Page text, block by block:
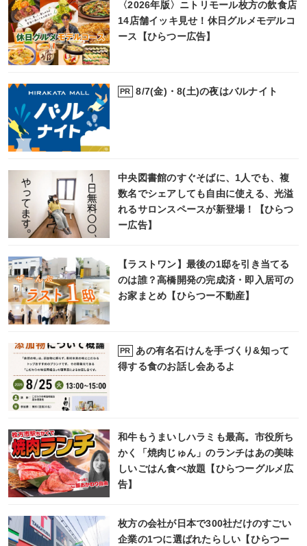
〈2026年版〉ニトリモール枚方の飲食店
14店舗イッキ見せ！休日グルメモデルコ
ース【ひらつー広告】
PR 8/7(金)・8(土)の夜はバルナイト
中央図書館のすぐそばに、1人でも、複
数名でシェアしても自由に使える、光溢
れるサロンスペースが新登場！【ひらつ
ー広告】
【ラストワン】最後の1邸を引き当てる
のは誰？高橋開発の完成済・即入居可の
お家まとめ【ひらつー不動産】
PR
あの有名石けんを手づくり&知って
得する食のお話し会あるよ
和牛もうまいしハラミも最高。市役所ち
かく「焼肉じゅん」のランチはあの美味
しいごはん食べ放題【ひらつーグルメ広
告】
枚方の会社が日本で300社だけのすごい
企業の1つに選ばれたらしい【ひらつー